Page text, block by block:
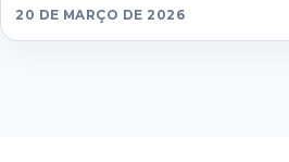
20 DE MARÇO DE 2026